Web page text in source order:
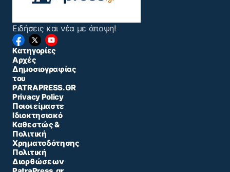
Ειδήσεις και νέα με άποψη!
Κατηγορίες
Αρχές
Δημοσιογραφίας
του
PATRAPRESS.GR
Privacy Policy
Ποιοι είμαστε
Ιδιοκτησιακό
Καθεστώς &
Πολιτική
Χρηματοδότησης
Πολιτική
Διορθώσεων